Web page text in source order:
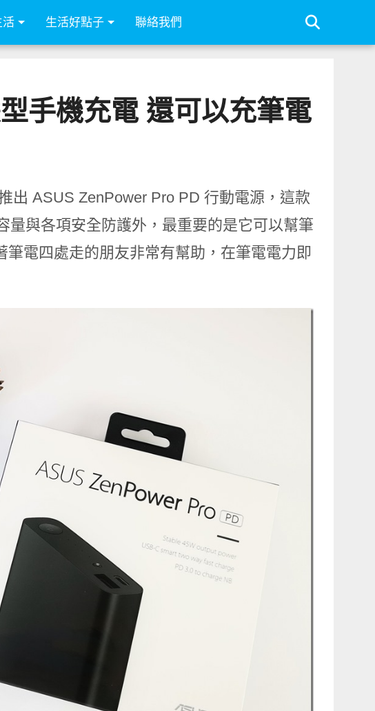
活 生活好點子 聯絡我們
手機充電 還可以充筆電
出 ASUS ZenPower Pro PD 行動電源，這款
量與各項安全防護外，最重要的是它可以幫筆
電四處走的朋友非常有幫助，在筆電電力即